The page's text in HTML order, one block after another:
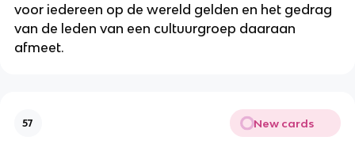
voor iedereen op de wereld gelden en het gedrag
van de leden van een cultuurgroep daaraan
afmeet.
57 New cards